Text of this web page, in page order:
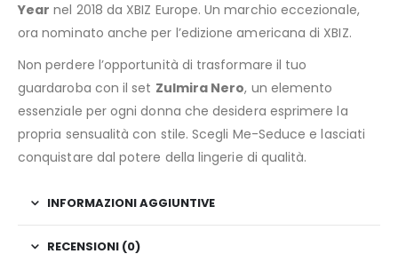
Year nel 2018 da XBIZ Europe. Un marchio eccezionale,
ora nominato anche per l’edizione americana di XBIZ.
Non perdere l’opportunità di trasformare il tuo
guardaroba con il set Zulmira Nero, un elemento
essenziale per ogni donna che desidera esprimere la
propria sensualità con stile. Scegli Me-Seduce e lasciati
conquistare dal potere della lingerie di qualità.
INFORMAZIONI AGGIUNTIVE
RECENSIONI (0)